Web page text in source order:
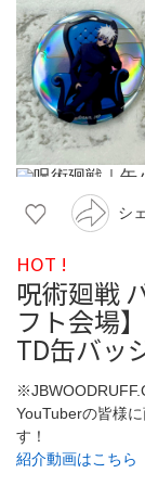
シ
HOT !
呪術廻戦
フト会場
TD缶バッ
YouTuberの皆様
す！
紹介動画はこちら